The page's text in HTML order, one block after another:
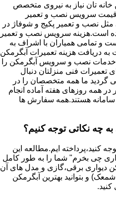
خانه تان نیاز به نیروی متخصص
سرویس نصب و تعمیر
نصب و تعمیر پکیج و شوفاژ در
است.هزینه سرویس نصب و تعمیر
و تمامی همیاران با اشراف به
به دریافت هزینه تعمیرات آبگرمکن
خدمات نصب و سرویس آبگرمکن را
تعمیرات فنی منزلتان دنبال
ما همه متخصصان را در
در همه روزهای هفته آماده انجام
هستند.همه سفارش ها
چه نکاتی توجه کنیم؟
کنید،پرداخته ایم.مطالعه این
چی بخرم" شما را به طور کامل
دیواری برقی،گازی و مدل های آن
و بتوانید بهترین آبگرمکن
کنید.